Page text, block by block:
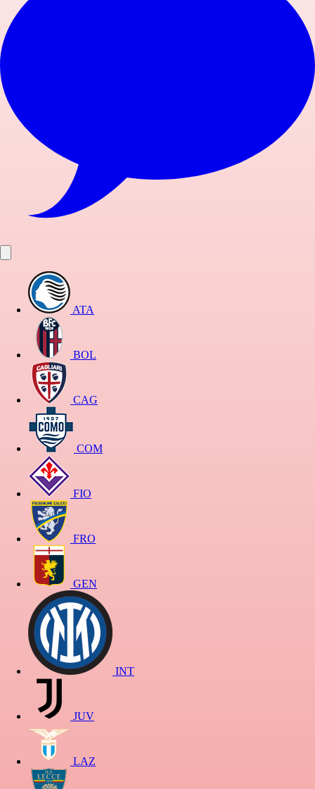
ATA
BOL
CAG
COM
FIO
FRO
GEN
INT
JUV
LAZ